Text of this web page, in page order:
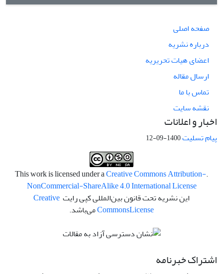
صفحه اصلی
درباره نشریه
اعضای هیات تحریریه
ارسال مقاله
تماس با ما
نقشه سایت
اخبار و اعلانات
پیام تسلیت1400-09-12
.This work is licensed under a
Creative Commons Attribution-
NonCommercial-ShareAlike 4.0 International License
این نشریه تحت قانون بین‌المللی کپی رایت Creative
CommonsLicense می‌باشد.
اشتراک خبرنامه